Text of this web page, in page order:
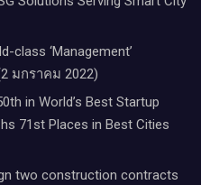
class ‘Management’
มกราคม 2022)
in World’s Best Startup
71st Places in Best Cities
two construction contracts